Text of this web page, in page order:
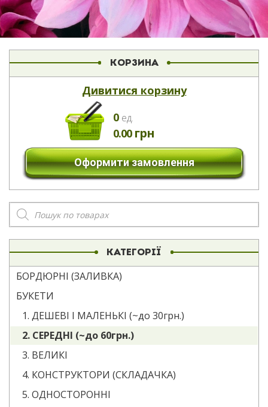
КОРЗИНА
Дивитися корзину
0eд.
0.00 грн
Оформити замовлення
Пошук
товарів
КАТЕГОРІЇ
БОРДЮРНІ (ЗАЛИВКА)
БУКЕТИ
1. ДЕШЕВІ І МАЛЕНЬКІ (~до 30грн.)
2. СЕРЕДНІ (~до 60грн.)
3. ВЕЛИКІ
4. КОНСТРУКТОРИ (СКЛАДАЧКА)
5. ОДНОСТОРОННІ